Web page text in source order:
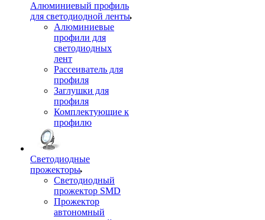
Алюминиевый профиль
для светодиодной ленты
Алюминиевые
профили для
светодиодных
лент
Рассеиватель для
профиля
Заглушки для
профиля
Комплектующие к
профилю
Светодиодные
прожекторы
Светодиодный
прожектор SMD
Прожектор
автономный